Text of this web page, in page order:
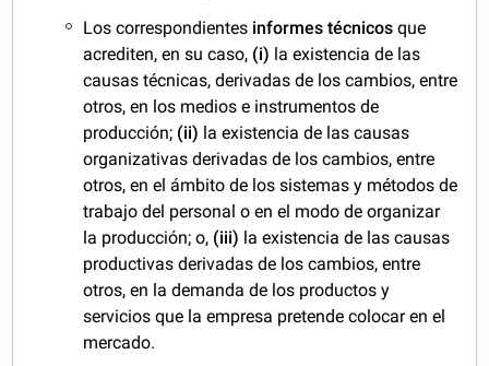
Los correspondientes informes técnicos que
acrediten, en su caso, (i) la existencia de las
causas técnicas, derivadas de los cambios, entre
otros, en los medios e instrumentos de
producción; (ii) la existencia de las causas
organizativas derivadas de los cambios, entre
otros, en el ámbito de los sistemas y métodos de
trabajo del personal o en el modo de organizar
la producción; o, (iii) la existencia de las causas
productivas derivadas de los cambios, entre
otros, en la demanda de los productos y
servicios que la empresa pretende colocar en el
mercado.